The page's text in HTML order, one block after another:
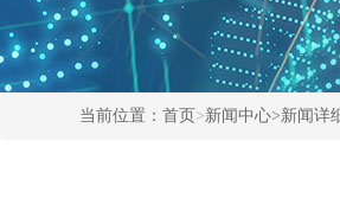
当前位置：首页 >新闻中心>新闻详